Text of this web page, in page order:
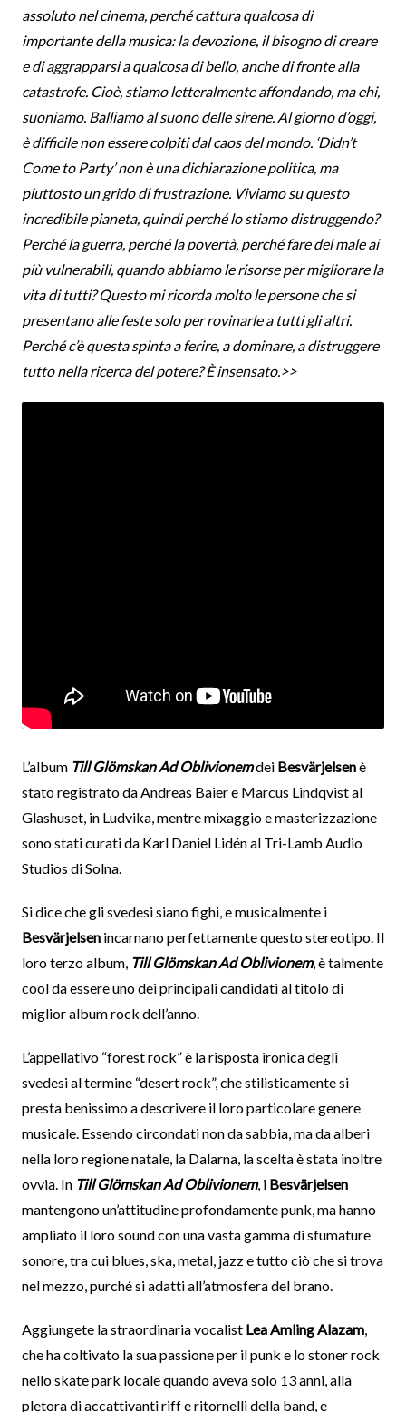
assoluto nel cinema, perché cattura qualcosa di
importante della musica: la devozione, il bisogno di creare
e di aggrapparsi a qualcosa di bello, anche di fronte alla
catastrofe. Cioè, stiamo letteralmente affondando, ma ehi,
suoniamo. Balliamo al suono delle sirene. Al giorno d’oggi,
è difficile non essere colpiti dal caos del mondo. ‘Didn’t
Come to Party’ non è una dichiarazione politica, ma
piuttosto un grido di frustrazione. Viviamo su questo
incredibile pianeta, quindi perché lo stiamo distruggendo?
Perché la guerra, perché la povertà, perché fare del male ai
più vulnerabili, quando abbiamo le risorse per migliorare la
vita di tutti? Questo mi ricorda molto le persone che si
presentano alle feste solo per rovinarle a tutti gli altri.
Perché c’è questa spinta a ferire, a dominare, a distruggere
tutto nella ricerca del potere? È insensato.>>
L’album Till Glömskan Ad Oblivionemdei Besvärjelsenè
stato registrato da Andreas Baier e Marcus Lindqvist al
Glashuset, in Ludvika, mentre mixaggio e masterizzazione
sono stati curati da Karl Daniel Lidén al Tri-Lamb Audio
Studios di Solna.
Si dice che gli svedesi siano fighi, e musicalmente i
Besvärjelsenincarnano perfettamente questo stereotipo. Il
loro terzo album, Till Glömskan Ad Oblivionem, è talmente
cool da essere uno dei principali candidati al titolo di
miglior album rock dell’anno.
L’appellativo “forest rock” è la risposta ironica degli
svedesi al termine “desert rock”, che stilisticamente si
presta benissimo a descrivere il loro particolare genere
musicale. Essendo circondati non da sabbia, ma da alberi
nella loro regione natale, la Dalarna, la scelta è stata inoltre
ovvia. In Till Glömskan Ad Oblivionem, i Besvärjelsen
mantengono un’attitudine profondamente punk, ma hanno
ampliato il loro sound con una vasta gamma di sfumature
sonore, tra cui blues, ska, metal, jazz e tutto ciò che si trova
nel mezzo, purché si adatti all’atmosfera del brano.
Aggiungete la straordinaria vocalist Lea Amling Alazam,
che ha coltivato la sua passione per il punk e lo stoner rock
nello skate park locale quando aveva solo 13 anni, alla
pletora di accattivanti riff e ritornelli della band, e